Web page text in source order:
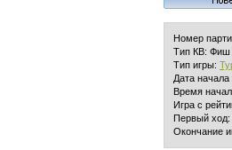
Номер
Тип КВ: Фиш
Тип игры:
Дата
Время
Игра с
Первый ход:
Окончание